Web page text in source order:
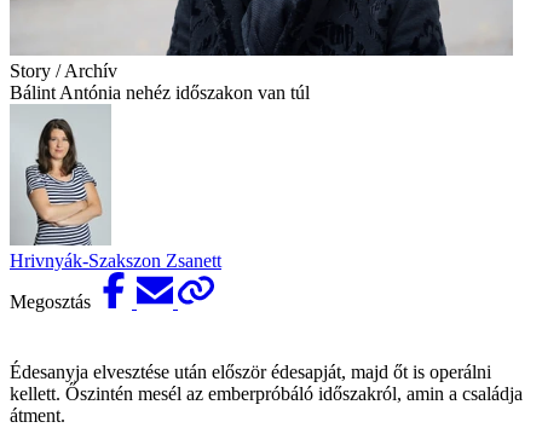
Story / Archív
Bálint Antónia nehéz időszakon van túl
Hrivnyák-Szakszon Zsanett
Megosztás
Édesanyja elvesztése után először édesapját, majd őt is operálni
kellett. Őszintén mesél az emberpróbáló időszakról, amin a családja
átment.